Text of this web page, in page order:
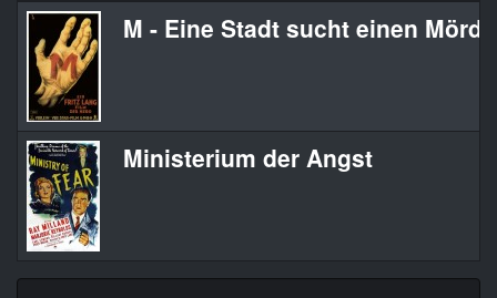
M - Eine Stadt sucht einen
Ministerium der Angst